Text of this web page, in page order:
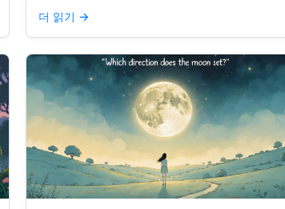
요령만 있으면 된다. 주요 통찰력: 오늘의 달 뜨는
시간을 알고...
더 읽기 →